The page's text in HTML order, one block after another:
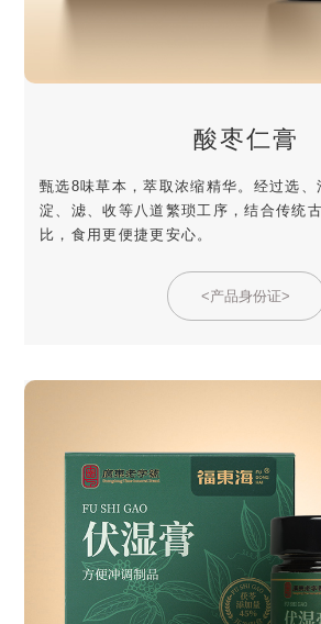
酸枣仁膏
甄选8味草本，萃取浓缩精华。经过选、
淀、滤、收等八道繁琐工序，结合传统
比，食用更便捷更安心。
<产品身份证>